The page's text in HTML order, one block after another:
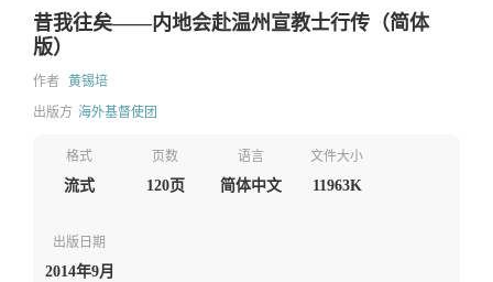
昔我往矣——内地会赴温州宣教士行传（简体
版）
作者 黄锡培
出版方 海外基督使团
格式
流式
页数
120页
语言
简体中文
文件大小
11963K
出版日期
2014年9月